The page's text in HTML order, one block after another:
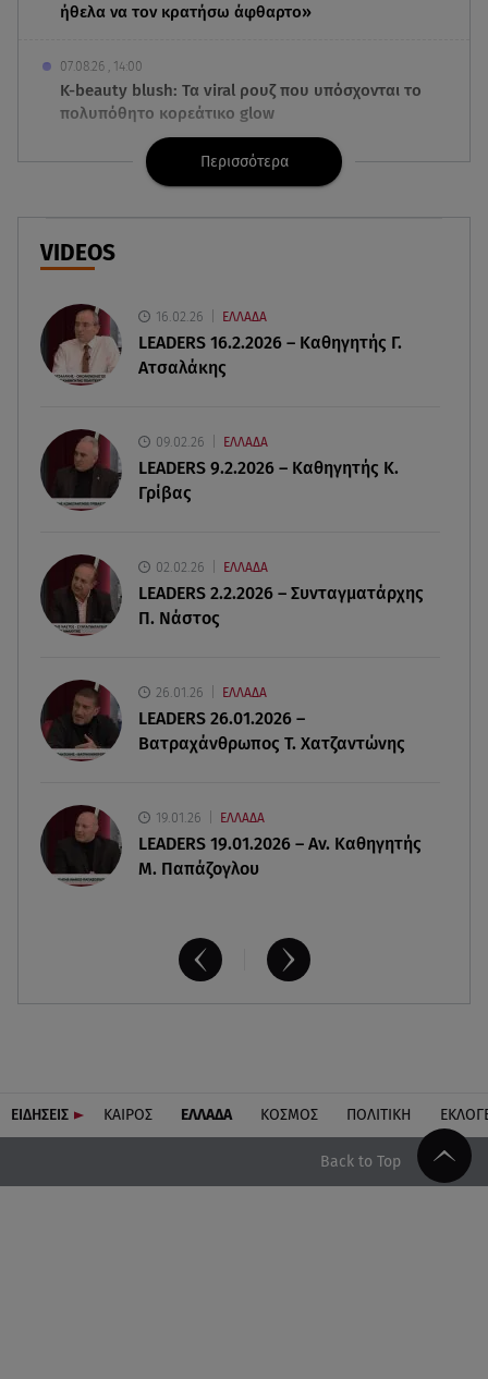
ήθελα να τον κρατήσω άφθαρτο»
07.08.26 , 14:00
K-beauty blush: Τα viral ρουζ που υπόσχονται το
πολυπόθητο κορεάτικο glow
07.08.26 , 13:42
Παραλίες: Πάνω από 1.500 έλεγχοι - Στη μάχη
drones και νέες τεχνολογίες
07.08.26 , 13:33
μου λείπεις πάντα και για πάντα»
07.08.26 , 13:16
07.08.26 , 13:04
Συνελήφθη 31χρονος για τις δολοφονίες του
07.08.26 , 12:51
Μαριαλένα Ρουμελιώτη: Δύο -υπέροχοι- μήνες
τον γιο της
Τουρισμός για όλους: Συνεχίζονται οι αιτήσεις –
Ποιοι κάνουν σήμερα
Περισσότερα
VIDEOS
16.02.26 ΕΛΛΑΔΑ
LEADERS 16.2.2026 – Καθηγητής Γ.
Ατσαλάκης
09.02.26 ΕΛΛΑΔΑ
LEADERS 9.2.2026 – Καθηγητής Κ.
Γρίβας
02.02.26 ΕΛΛΑΔΑ
LEADERS 2.2.2026 – Συνταγματάρχης
Π. Νάστος
26.01.26 ΕΛΛΑΔΑ
LEADERS 26.01.2026 –
Βατραχάνθρωπος Τ. Χατζαντώνης
19.01.26 ΕΛΛΑΔΑ
LEADERS 19.01.2026 – Αν. Καθηγητής
Μ. Παπάζογλου
ΕΙΔΗΣΕΙΣ ΚΑΙΡΟΣ ΕΛΛΑΔΑ ΚΟΣΜΟΣ ΠΟΛΙΤΙΚΗ
Back to Top